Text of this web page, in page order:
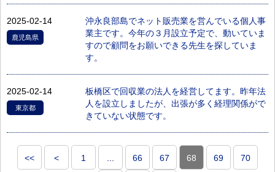
2025-02-14
鹿児島県
沖永良部島でネット販売業を営んでいる個人事
業主です。今年の３月設立予定で、動いていま
すので顧問をお願いできる先生を探していま
す。
2025-02-14
東京都
板橋区で回収業の法人を経営してます。昨年法
人を設立しましたが、出張が多く経理関係がで
きていない状態です。
<< < 1 66 67 68 69 70